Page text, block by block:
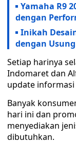
Yamaha R9
dengan
Inikah
dengan
Setiap harinya
Indomaret dan
update
Banyak
hari ini dan
menyediakan
dibutuhkan.